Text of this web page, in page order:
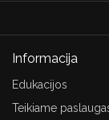
Informacija
Edukacijos
Teikiame